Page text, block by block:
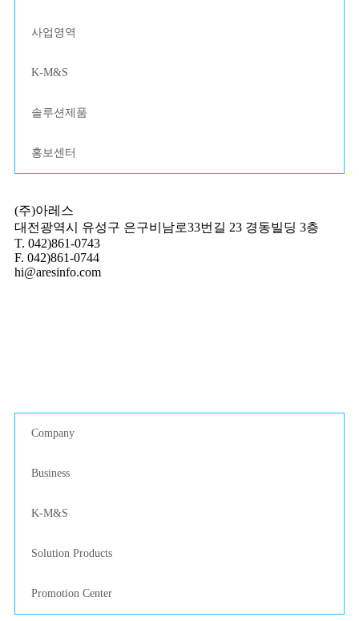
사업영역
K-M&S
솔루션제품
홍보센터
(주)아레스
대전광역시 유성구 은구비남로33번길 23 경동빌딩 3층
T. 042)861-0743
F. 042)861-0744
hi@aresinfo.com
Company
Business
K-M&S
Solution Products
Promotion Center